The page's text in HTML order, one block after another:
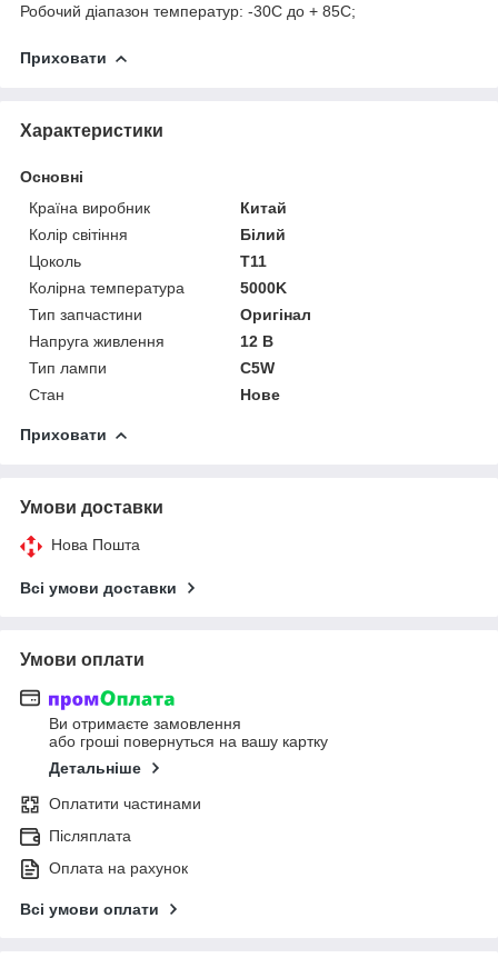
Робочий діапазон температур: -30С до + 85С;
Приховати
Характеристики
Основні
Країна виробник
Китай
Колір світіння
Білий
Цоколь
T11
Колірна температура
5000K
Тип запчастини
Оригінал
Напруга живлення
12 В
Тип лампи
C5W
Стан
Нове
Приховати
Умови доставки
Нова Пошта
Всі умови доставки
Умови оплати
Ви отримаєте замовлення
або гроші повернуться на вашу картку
Детальніше
Оплатити частинами
Післяплата
Оплата на рахунок
Всі умови оплати